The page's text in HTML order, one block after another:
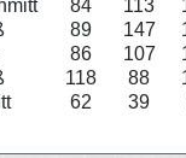
84 113
89 147
86 107
118 88
62 39